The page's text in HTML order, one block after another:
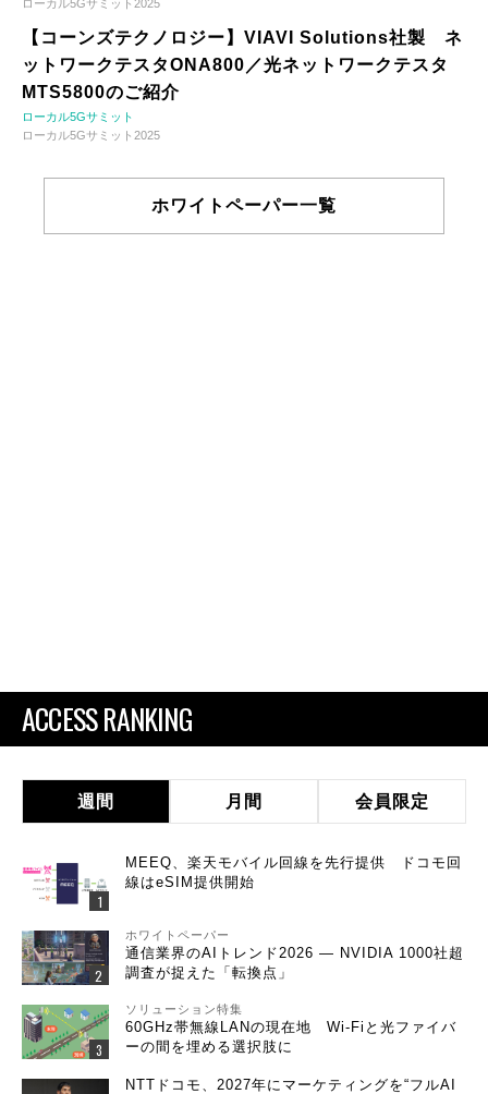
ローカル5Gサミット2025
【コーンズテクノロジー】VIAVI Solutions社製 ネ
ットワークテスタONA800／光ネットワークテスタ
MTS5800のご紹介
ローカル5Gサミット
ローカル5Gサミット2025
ホワイトペーパー一覧
ACCESS RANKING
週間 月間 会員限定
MEEQ、楽天モバイル回線を先行提供 ドコモ回
線はeSIM提供開始
ホワイトペーパー
通信業界のAIトレンド2026 ― NVIDIA 1000社超
調査が捉えた「転換点」
ソリューション特集
60GHz帯無線LANの現在地 Wi-Fiと光ファイバ
ーの間を埋める選択肢に
NTTドコモ、2027年にマーケティングを“フルAI